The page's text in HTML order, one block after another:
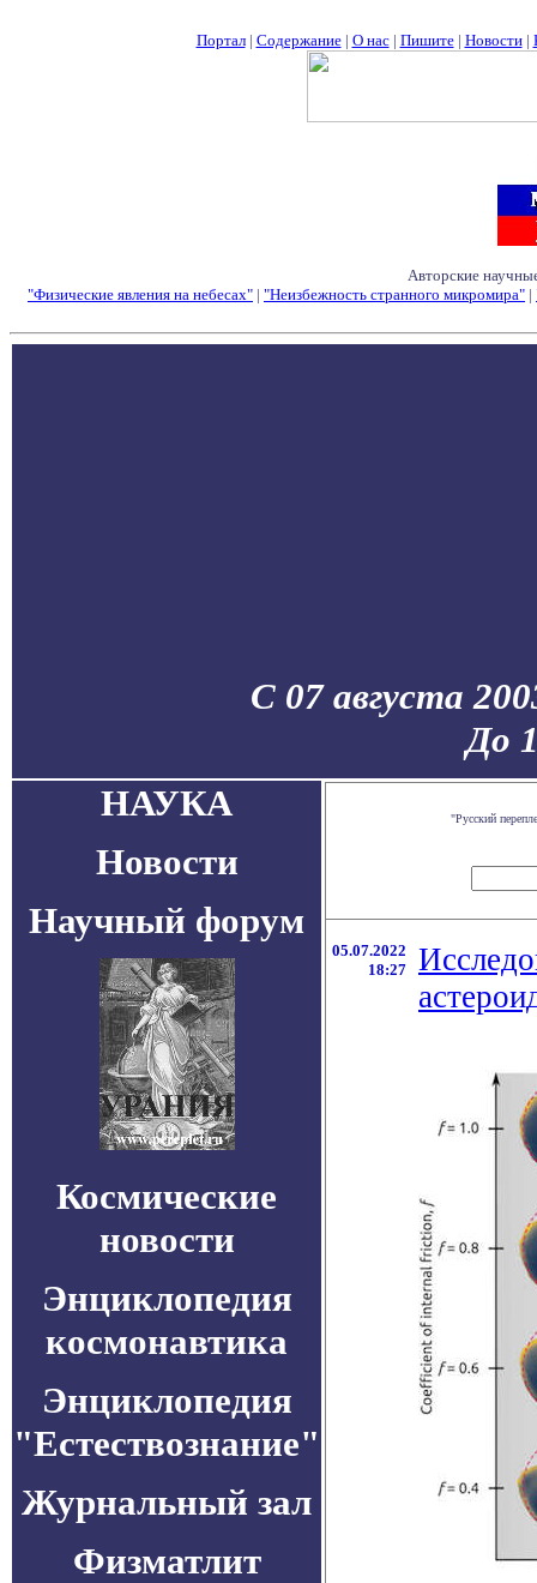
Портал| Содержание| О нас| Пишите| Новости|
Авторские
"Физические явления на небесах" | "Неизбежность странного микромира" |
С 07 августа
До
НАУКА
Новости
Научный форум
Космические
новости
Энциклопедия
космонавтика
Энциклопедия
"Естествознание"
Журнальный зал
Физматлит
"Русский
05.07.2022
18:27